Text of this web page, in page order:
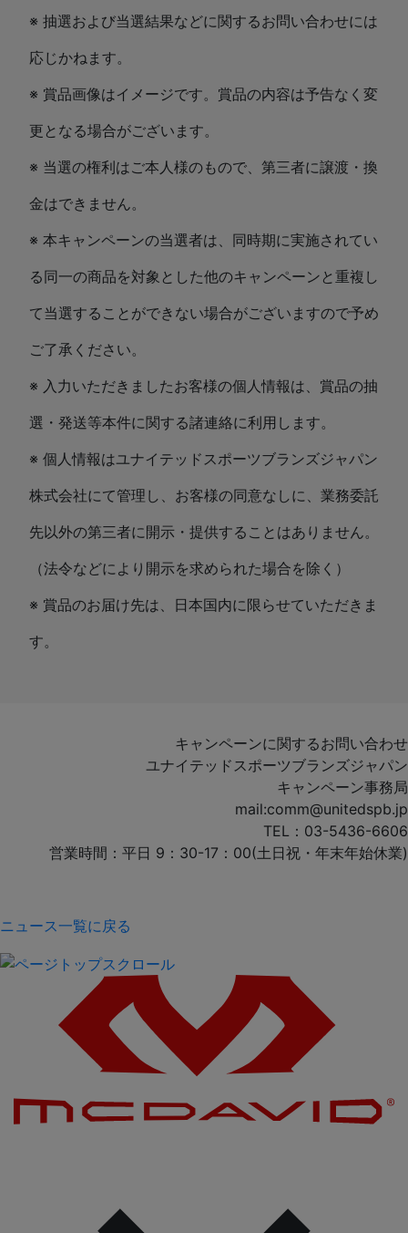
※ 抽選および当選結果などに関するお問い合わせには
応じかねます。
※ 賞品画像はイメージです。賞品の内容は予告なく変
更となる場合がございます。
※ 当選の権利はご本人様のもので、第三者に譲渡・換
金はできません。
※ 本キャンペーンの当選者は、同時期に実施されてい
る同一の商品を対象とした他のキャンペーンと重複し
て当選することができない場合がございますので予め
ご了承ください。
※ 入力いただきましたお客様の個人情報は、賞品の抽
選・発送等本件に関する諸連絡に利用します。
※ 個人情報はユナイテッドスポーツブランズジャパン
株式会社にて管理し、お客様の同意なしに、業務委託
先以外の第三者に開示・提供することはありません。
（法令などにより開示を求められた場合を除く）
※ 賞品のお届け先は、日本国内に限らせていただきま
す。
キャンペーンに関するお問い合わせ
ユナイテッドスポーツブランズジャパン
キャンペーン事務局
mail:comm@unitedspb.jp
TEL：03-5436-6606
営業時間：平日 9：30-17：00(土日祝・年末年始休業)
ニュース一覧に戻る